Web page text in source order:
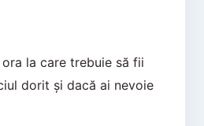
la care trebuie să fii
dorit și dacă ai nevoie